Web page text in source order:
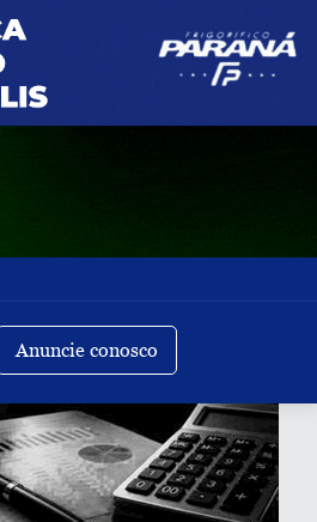
Anuncie conosco
Buscar